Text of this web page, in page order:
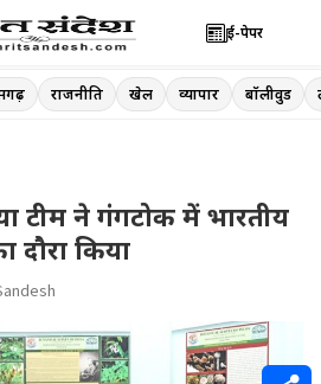
ई-पेपर
राजनीति खेल व्यापार बॉलीवुड
टीम ने गंगटोक में भारतीय
दौरा किया